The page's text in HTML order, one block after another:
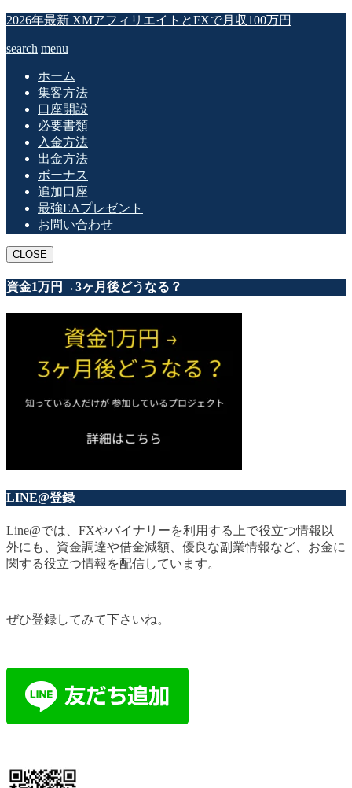
2026年最新 XMアフィリエイトとFXで月収100万円
search menu
ホーム
集客方法
口座開設
必要書類
入金方法
出金方法
ボーナス
追加口座
最強EAプレゼント
お問い合わせ
CLOSE
資金1万円→3ヶ月後どうなる？
LINE@登録
Line@では、FXやバイナリーを利用する上で役立つ情報以
外にも、資金調達や借金減額、優良な副業情報など、お金に
関する役立つ情報を配信しています。
ぜひ登録してみて下さいね。